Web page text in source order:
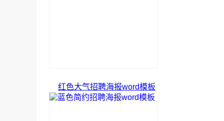
红色大气招聘海报word模板